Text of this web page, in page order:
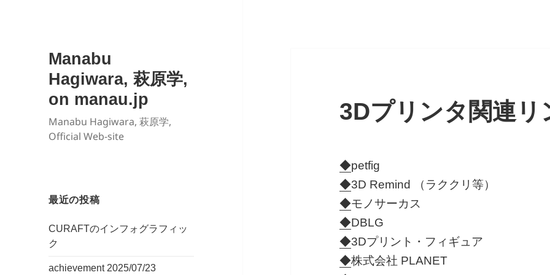
Manabu
Hagiwara, 萩原学,
on manau.jp
Manabu Hagiwara, 萩原学,
Official Web-site
最近の投稿
CURAFTのインフォグラフィッ
ク
achievement 2025/07/23
3Dプリンタ関連リ
◆petfig
◆3D Remind （ラククリ等）
◆モノサーカス
◆DBLG
◆3Dプリント・フィギュア
◆株式会社 PLANET